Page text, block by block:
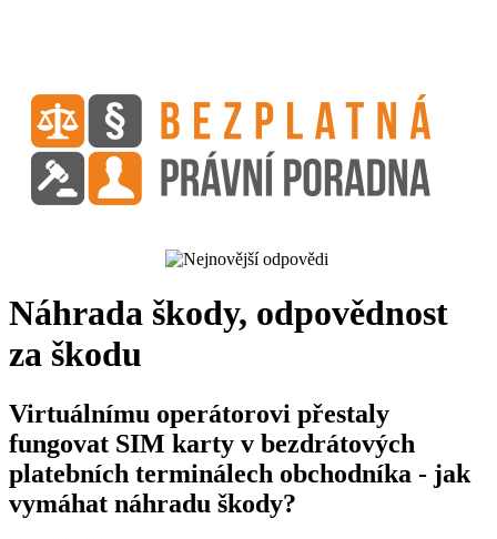
Náhrada škody, odpovědnost
za škodu
Virtuálnímu operátorovi přestaly
fungovat SIM karty v bezdrátových
platebních terminálech obchodníka - jak
vymáhat náhradu škody?